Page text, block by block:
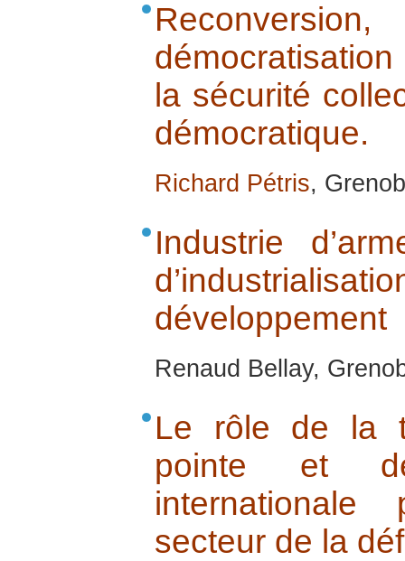
la sécurité
démocratique.
Richard Pétris,
Industrie
développement
Renaud Bellay,
Le rôle de la
pointe et
internationale
secteur de la